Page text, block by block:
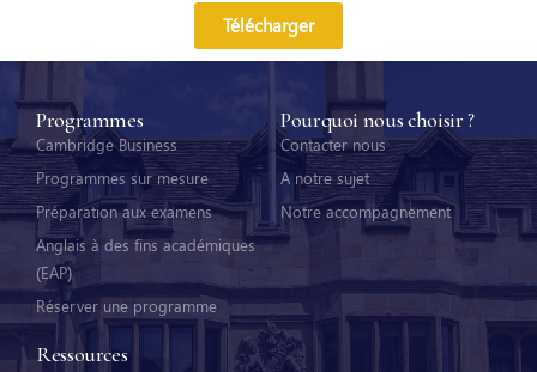
Télécharger
Programmes
Cambridge Business
Programmes sur mesure
Préparation aux examens
Anglais à des fins académiques
(EAP)
Réserver une programme
Pourquoi nous choisir ?
Contacter nous
A notre sujet
Notre accompagnement
Ressources